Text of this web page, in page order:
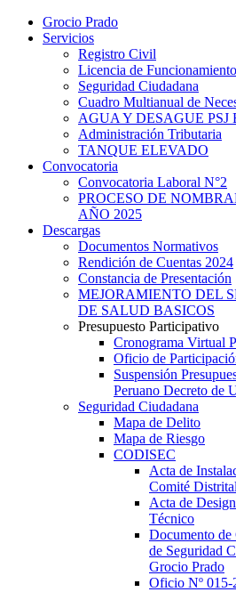
Grocio Prado
Servicios
Registro Civil
Licencia de Funcionamiento
Seguridad Ciudadana
Cuadro Multianual de
AGUA Y DESAGUE PSJ
Administración Tributaria
TANQUE ELEVADO
Convocatoria
Convocatoria Laboral N°2
PROCESO DE
AÑO 2025
Descargas
Documentos Normativos
Rendición de Cuentas 2024
Constancia de Presentación
MEJORAMIENTO DEL
DE SALUD BASICOS
Presupuesto Participativo
Cronograma Virtual
Oficio de
Suspensión
Peruano Decreto de
Seguridad Ciudadana
Mapa de Delito
Mapa de Riesgo
CODISEC
Acta de
Comité
Acta de
Técnico
Documento
de Seguridad
Grocio Prado
Oficio Nº